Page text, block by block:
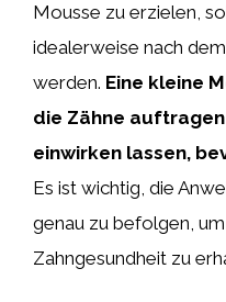
Mousse zu erzielen,
idealerweise nach
werden. Eine kleine
die Zähne
einwirken lassen,
Es ist wichtig, die
genau zu befolgen,
Zahngesundheit zu